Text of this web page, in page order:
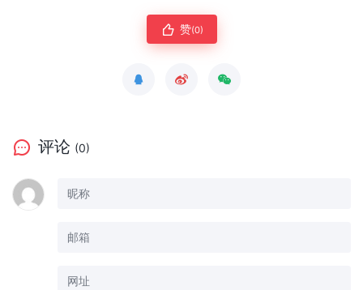
赞(0)
评论 (0)